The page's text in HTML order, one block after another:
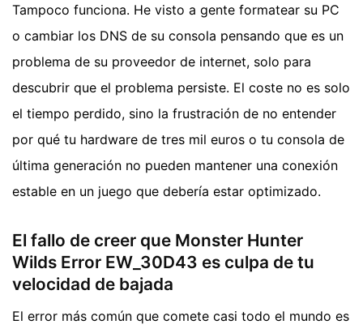
Tampoco funciona. He visto a gente formatear su PC
o cambiar los DNS de su consola pensando que es un
problema de su proveedor de internet, solo para
descubrir que el problema persiste. El coste no es solo
el tiempo perdido, sino la frustración de no entender
por qué tu hardware de tres mil euros o tu consola de
última generación no pueden mantener una conexión
estable en un juego que debería estar optimizado.
El fallo de creer que Monster Hunter
Wilds Error EW_30D43 es culpa de tu
velocidad de bajada
El error más común que comete casi todo el mundo es